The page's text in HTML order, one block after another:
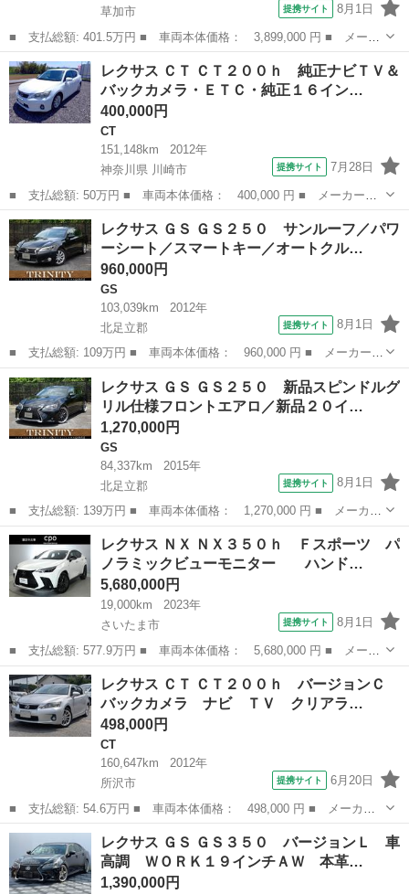
草加市
提携サイト 8月1日
■ 支払総額: 401.5万円 ■ 車両本体価格： 3,899,000 円 ■ メーカ
ー名： レクサス ■ 車種名： ＬＢＸ ■ グレード名： クール
禁煙車 純正９．８インチディスプレイオーディオ 全周囲カメラ
フルセグ...
埼玉 草加市 レクサス
レクサス ＣＴ ＣＴ２００ｈ 純正ナビＴＶ＆
バックカメラ・ＥＴＣ・純正１６イン…
400,000円
CT
151,148km
2012年
神奈川県 川崎市
提携サイト 7月28日
■ 支払総額: 50万円 ■ 車両本体価格： 400,000 円 ■ メーカー
名： レクサス ■ 車種名： ＣＴ ■ グレード名： ＣＴ２００
ｈ 純正ナビＴＶ＆バックカメラ・ＥＴＣ・純正１６インチＡＷ・シ
ートヒーター ■ ...
神奈川 川崎市 CT
レクサス ＧＳ ＧＳ２５０ サンルーフ／パワ
ーシート／スマートキー／オートクル…
960,000円
GS
103,039km
2012年
北足立郡
提携サイト 8月1日
■ 支払総額: 109万円 ■ 車両本体価格： 960,000 円 ■ メーカー
名： レクサス ■ 車種名： ＧＳ ■ グレード名： ＧＳ２５０
サンルーフ／パワーシート／スマートキー／オートクルーズ／ＬＥＤ
ヘッドライト／...
埼玉 北足立郡 GS
レクサス ＧＳ ＧＳ２５０ 新品スピンドルグ
リル仕様フロントエアロ／新品２０イ…
1,270,000円
GS
84,337km
2015年
北足立郡
提携サイト 8月1日
■ 支払総額: 139万円 ■ 車両本体価格： 1,270,000 円 ■ メーカー
名： レクサス ■ 車種名： ＧＳ ■ グレード名： ＧＳ２５０
新品スピンドルグリル仕様フロントエアロ／新品２０インチホイール
＆タイヤ／...
埼玉 北足立郡 GS
レクサス ＮＸ ＮＸ３５０ｈ Ｆスポーツ パ
ノラミックビューモニター ハンド…
5,680,000円
19,000km
2023年
さいたま市
提携サイト 8月1日
■ 支払総額: 577.9万円 ■ 車両本体価格： 5,680,000 円 ■ メーカ
ー名： レクサス ■ 車種名： ＮＸ ■ グレード名： ＮＸ３５０
ｈ Ｆスポーツ パノラミックビューモニター ハンドルヒータ
ー ブラ...
埼玉 さいたま市
レクサス ＣＴ ＣＴ２００ｈ バージョンＣ
バックカメラ ナビ ＴＶ クリアラ…
498,000円
CT
160,647km
2012年
所沢市
提携サイト 6月20日
■ 支払総額: 54.6万円 ■ 車両本体価格： 498,000 円 ■ メーカー
名： レクサス ■ 車種名： ＣＴ ■ グレード名： ＣＴ２００
ｈ バージョンＣ バックカメラ ナビ ＴＶ クリアランスソナ
ー オートクルー...
埼玉 所沢市 CT
レクサス ＧＳ ＧＳ３５０ バージョンＬ 車
高調 ＷＯＲＫ１９インチＡＷ 本革…
1,390,000円